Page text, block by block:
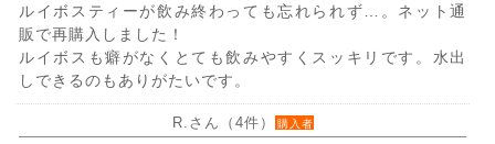
ルイボスティーが飲み終わっても忘れられず…。ネット通
販で再購入しました！
ルイボスも癖がなくとても飲みやすくスッキリです。水出
しできるのもありがたいです。
R.さん（4件） 購入者